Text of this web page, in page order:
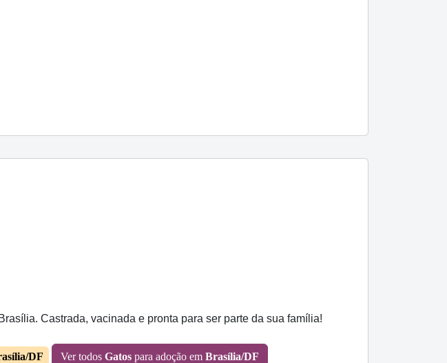
Castrada, vacinada e pronta para ser parte da sua família!
DF Ver todos Gatos para adoção em Brasília/DF